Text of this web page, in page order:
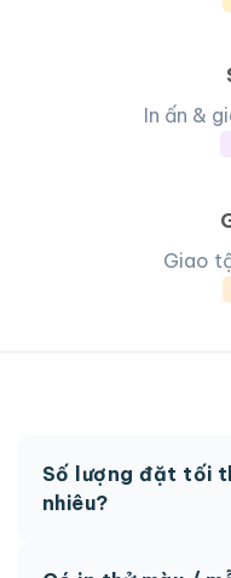
In ấn &
Giao
Số lượng đặt tối
nhiêu?